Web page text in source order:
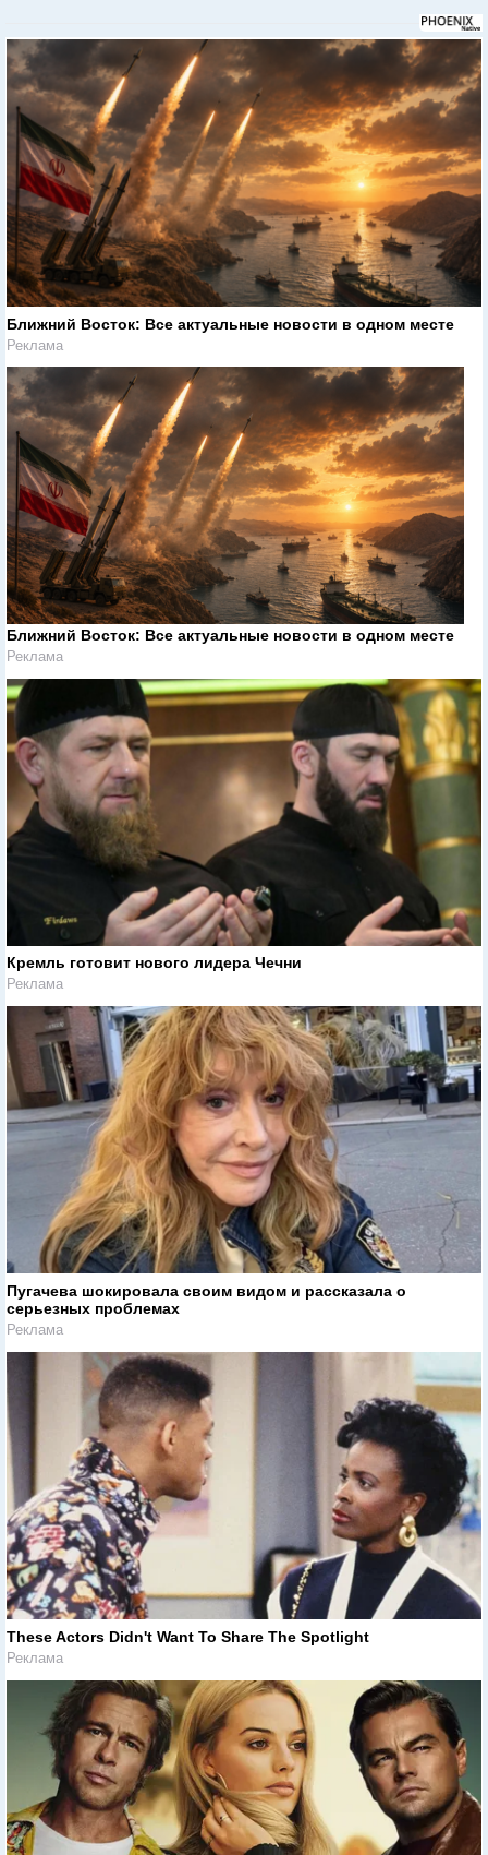
Ближний Восток: Все актуальные новости в одном месте
Реклама
Ближний Восток: Все актуальные новости в одном месте
Реклама
Кремль готовит нового лидера Чечни
Реклама
Пугачева шокировала своим видом и рассказала о
серьезных проблемах
Реклама
These Actors Didn't Want To Share The Spotlight
Реклама